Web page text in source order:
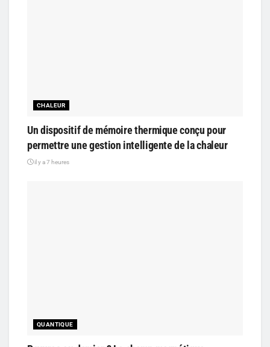
CHALEUR
Un dispositif de mémoire thermique conçu pour
permettre une gestion intelligente de la chaleur
il y a 7 heures
QUANTIQUE